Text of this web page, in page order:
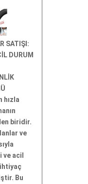
SATIŞI:
DURUM
hızla
biridir.
ve
ve acil
Bu